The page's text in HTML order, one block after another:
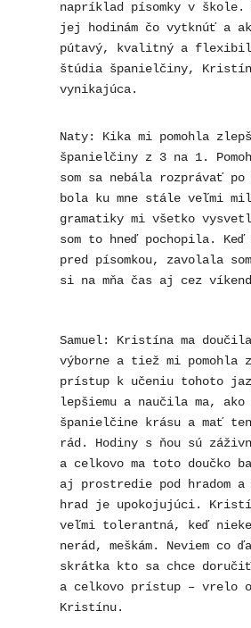
napríklad písomky v škole.
jej hodinám čo vytknúť a
pútavý, kvalitný a
štúdia španielčiny,
vynikajúca.
Naty: Kika mi pomohla
španielčiny z 3 na 1.
som sa nebála rozprávať
bola ku mne stále veľmi
gramatiky mi všetko
som to hneď pochopila. Keď
pred písomkou, zavolala
si na mňa čas aj cez
Samuel: Kristína ma
výborne a tiež mi pomohla
prístup k učeniu tohoto
lepšiemu a naučila ma,
španielčine krásu a mať
rád. Hodiny s ňou sú
a celkovo ma toto doučko
aj prostredie pod hradom a
hrad je upokojujúci.
veľmi tolerantná, keď
nerád, meškám. Neviem co
skrátka kto sa chce
a celkovo prístup – vrelo
Kristínu.